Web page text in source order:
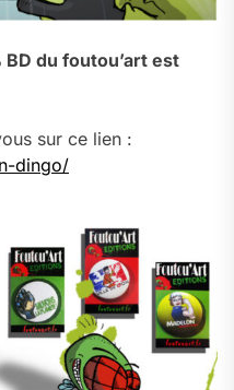
du foutou’art est
sur ce lien :
dingo/